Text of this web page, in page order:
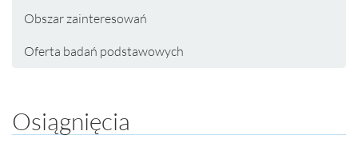
Obszar zainteresowań
Oferta badań podstawowych
Osiągnięcia